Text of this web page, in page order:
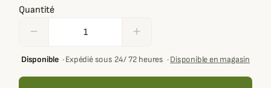
Quantité
remove add
Disponible·Expédié sous 24/ 72 heures ·Disponible en magasin